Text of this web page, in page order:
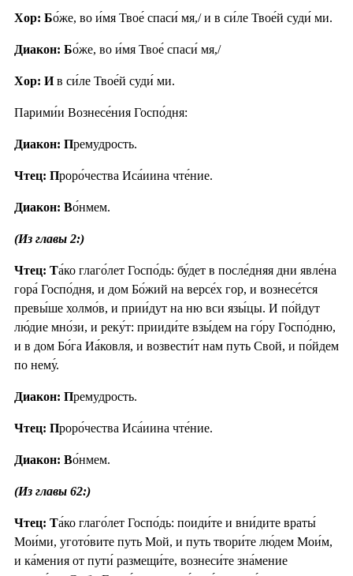
Хор: Бо́же, во и́мя Твое́ спаси́ мя,/ и в си́ле Твое́й суди́ ми.
Диакон: Бо́же, во и́мя Твое́ спаси́ мя,/
Хор: Ив си́ле Твое́й суди́ ми.
Парими́и Вознесе́ния Госпо́дня:
Диакон: Премудрость.
Чтец: Проро́чества Иса́иина чте́ние.
Диакон: Во́нмем.
(Из главы 2:)
Чтец: Та́ко глаго́лет Госпо́дь: бу́дет в после́дняя дни явле́на
гора́ Госпо́дня, и дом Бо́жий на версе́х гор, и вознесе́тся
превы́ше холмо́в, и прии́дут на ню вси язы́цы. И по́йдут
лю́дие мно́зи, и реку́т: прииди́те взы́дем на го́ру Госпо́дню,
и в дом Бо́га Иа́ковля, и возвести́т нам путь Свой, и по́йдем
по нему́.
Диакон: Премудрость.
Чтец: Проро́чества Иса́иина чте́ние.
Диакон: Во́нмем.
(Из главы 62:)
Чтец: Та́ко глаго́лет Госпо́дь: поиди́те и вни́дите враты́
Мои́ми, угото́вите путь Мой, и путь твори́те лю́дем Мои́м,
и ка́мения от пути́ размещи́те, вознеси́те зна́мение